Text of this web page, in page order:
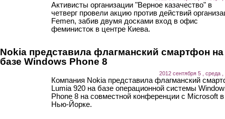
Активисты организации "Верное казачество" в
четверг провели акцию против действий
Femen, забив двумя досками вход в офис
феминисток в центре Киева.
Nokia представила флагманский смартфон на
базе Windows Phone 8
2012 сентября 5 , среда ,
Компания Nokia представила флагманский
Lumia 920 на базе операционной системы
Phone 8 на совместной конференции с Microsoft в
Нью-Йорке.